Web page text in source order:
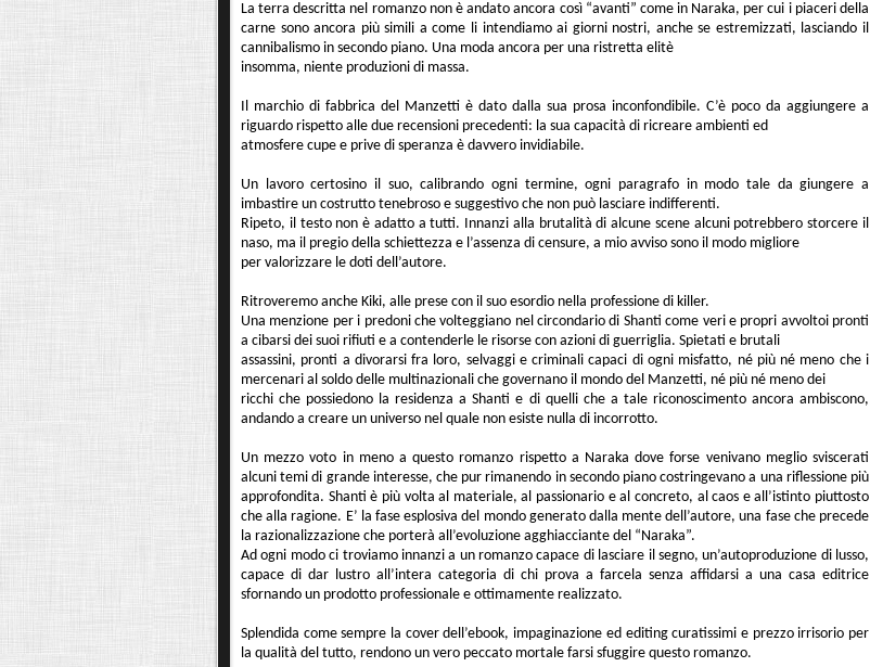
La terra descritta nel romanzo non è andato ancora così “avanti” come in Naraka, per cui i piaceri della
carne sono ancora più simili a come li intendiamo ai giorni nostri, anche se estremizzati, lasciando il
cannibalismo in secondo piano. Una moda ancora per una ristretta elitè
insomma, niente produzioni di massa.
Il marchio di fabbrica del Manzetti è dato dalla sua prosa inconfondibile. C’è poco da aggiungere a
riguardo rispetto alle due recensioni precedenti: la sua capacità di ricreare ambienti ed
atmosfere cupe e prive di speranza è davvero invidiabile.
Un lavoro certosino il suo, calibrando ogni termine, ogni paragrafo in modo tale da giungere a
imbastire un costrutto tenebroso e suggestivo che non può lasciare indifferenti.
Ripeto, il testo non è adatto a tutti. Innanzi alla brutalità di alcune scene alcuni potrebbero storcere il
naso, ma il pregio della schiettezza e l’assenza di censure, a mio avviso sono il modo migliore
per valorizzare le doti dell’autore.
Ritroveremo anche Kiki, alle prese con il suo esordio nella professione di killer.
Una menzione per i predoni che volteggiano nel circondario di Shanti come veri e propri avvoltoi pronti
a cibarsi dei suoi rifiuti e a contenderle le risorse con azioni di guerriglia. Spietati e brutali
assassini, pronti a divorarsi fra loro, selvaggi e criminali capaci di ogni misfatto, né più né meno che i
mercenari al soldo delle multinazionali che governano il mondo del Manzetti, né più né meno dei
ricchi che possiedono la residenza a Shanti e di quelli che a tale riconoscimento ancora ambiscono,
andando a creare un universo nel quale non esiste nulla di incorrotto.
Un mezzo voto in meno a questo romanzo rispetto a Naraka dove forse venivano meglio sviscerati
alcuni temi di grande interesse, che pur rimanendo in secondo piano costringevano a una riflessione più
approfondita. Shanti è più volta al materiale, al passionario e al concreto, al caos e all’istinto piuttosto
che alla ragione. E’ la fase esplosiva del mondo generato dalla mente dell’autore, una fase che precede
la razionalizzazione che porterà all’evoluzione agghiacciante del “Naraka”.
Ad ogni modo ci troviamo innanzi a un romanzo capace di lasciare il segno, un’autoproduzione di lusso,
capace di dar lustro all’intera categoria di chi prova a farcela senza affidarsi a una casa editrice
sfornando un prodotto professionale e ottimamente realizzato.
Splendida come sempre la cover dell’ebook, impaginazione ed editing curatissimi e prezzo irrisorio per
la qualità del tutto, rendono un vero peccato mortale farsi sfuggire questo romanzo.